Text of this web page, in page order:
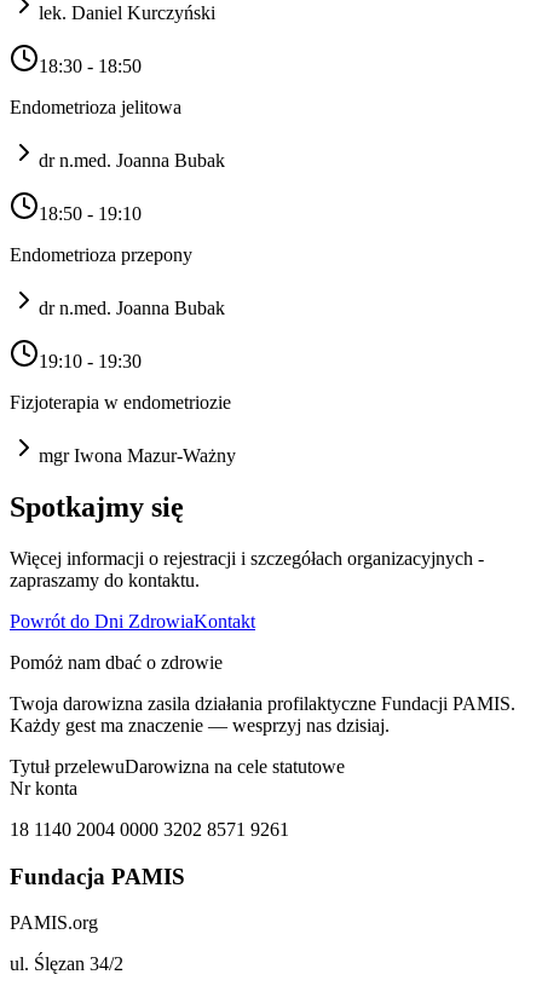
lek. Daniel Kurczyński
18:30 - 18:50
Endometrioza jelitowa
dr n.med. Joanna Bubak
18:50 - 19:10
Endometrioza przepony
dr n.med. Joanna Bubak
19:10 - 19:30
Fizjoterapia w endometriozie
mgr Iwona Mazur-Ważny
Spotkajmy się
Więcej informacji o rejestracji i szczegółach organizacyjnych -
zapraszamy do kontaktu.
Powrót do Dni ZdrowiaKontakt
Pomóż nam dbać o zdrowie
Twoja darowizna zasila działania profilaktyczne Fundacji PAMIS.
Każdy gest ma znaczenie — wesprzyj nas dzisiaj.
Tytuł przelewuDarowizna na cele statutowe
Nr konta
18 1140 2004 0000 3202 8571 9261
Fundacja PAMIS
PAMIS.org
ul. Ślęzan 34/2